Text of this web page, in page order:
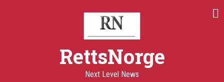
RettsNorge
Next Level News